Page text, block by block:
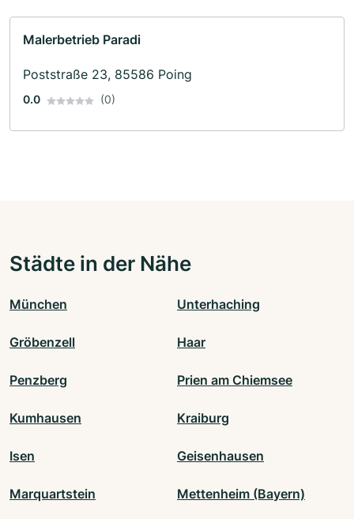
Malerbetrieb Paradi
Poststraße 23, 85586 Poing
0.0 (0)
Städte in der Nähe
München Unterhaching
Gröbenzell Haar
Penzberg Prien am Chiemsee
Kumhausen Kraiburg
Isen Geisenhausen
Marquartstein Mettenheim (Bayern)